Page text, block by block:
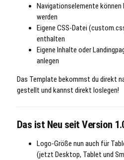
Navigationselemente
werden
Eigene CSS-Datei
enthalten
Eigene Inhalte oder
anlegen
Das Template bekommst du direkt
gestellt und kannst direkt loslegen!
Das ist Neu seit Version
Logo-Größe nun auch für
(jetzt Desktop, Tablet und